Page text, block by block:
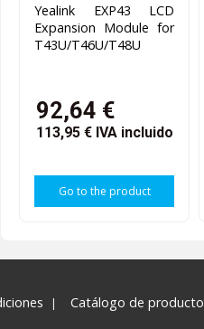
Yealink EXP43 LCD
Expansion Module for
T43U/T46U/T48U
92,64 €
113,95 € IVA incluido
Go to the product
Catálogo de